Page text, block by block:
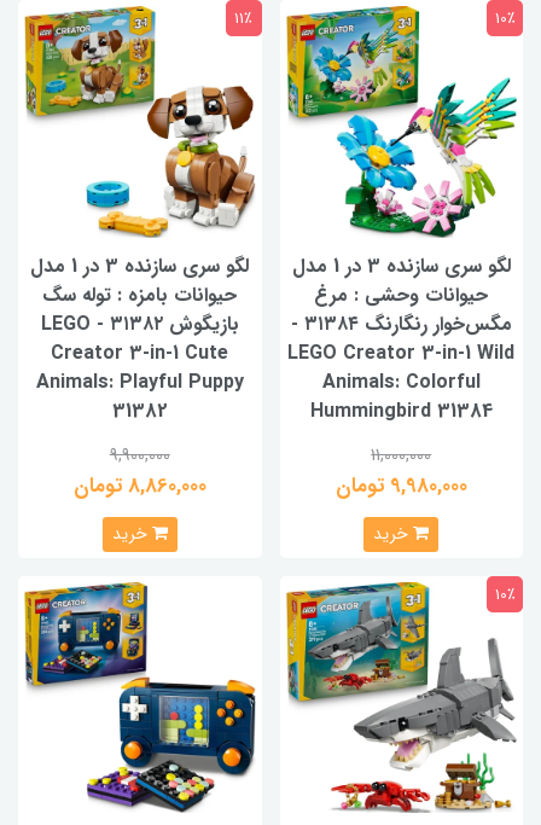
لگو سری سازنده 3 در 1 مدل
حیوانات وحشی : مرغ
مگس‌خوار رنگارنگ ۳۱۳۸۴ -
LEGO Creator 3-in-1 Wild
Animals: Colorful
Hummingbird 31384
11,000,000
9,980,000 تومان
10٪
خرید
لگو سری سازنده 3 در 1 مدل
حیوانات بامزه : توله سگ
بازیگوش ۳۱۳۸۲ - LEGO
Creator 3-in-1 Cute
Animals: Playful Puppy
31382
9,900,000
8,860,000 تومان
11٪
خرید
10٪